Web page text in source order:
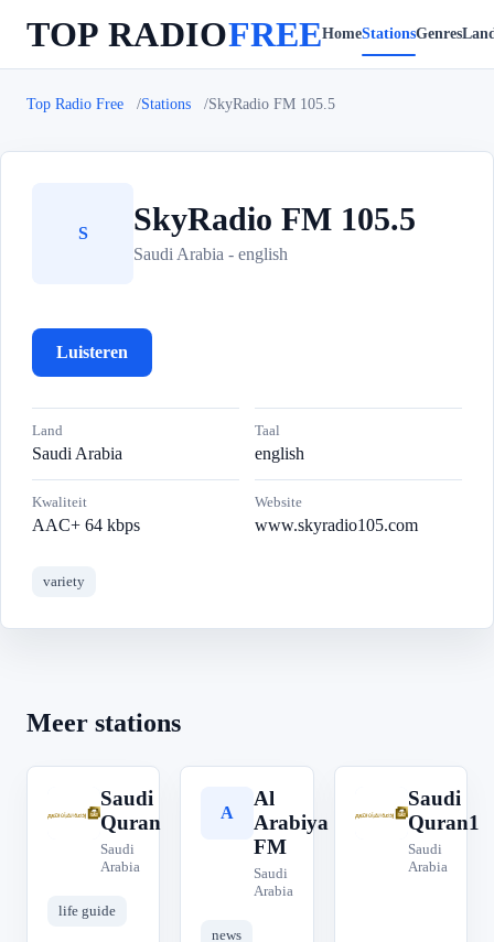
TOP RADIOFREEHomeStationsGenres
Top Radio Free Stations SkyRadio FM 105.5
S SkyRadio FM 105.5
Saudi Arabia - english
Luisteren
Land
Saudi Arabia
Taal
english
Kwaliteit
AAC+ 64 kbps
Website
www.skyradio105.com
variety
Meer stations
S
Saudi
Quran
Saudi
Arabia
life guide
A
Al
Arabiya
FM
Saudi
Arabia
news
S
Saudi
Quran1
Saudi
Arabia